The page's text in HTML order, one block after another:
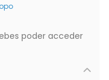
poder acceder